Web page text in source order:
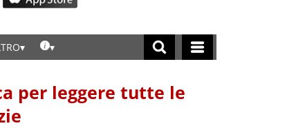
per leggere tutte le